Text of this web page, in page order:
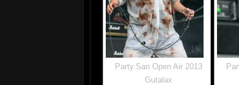
Party.San Open Air 2013
Gutalax